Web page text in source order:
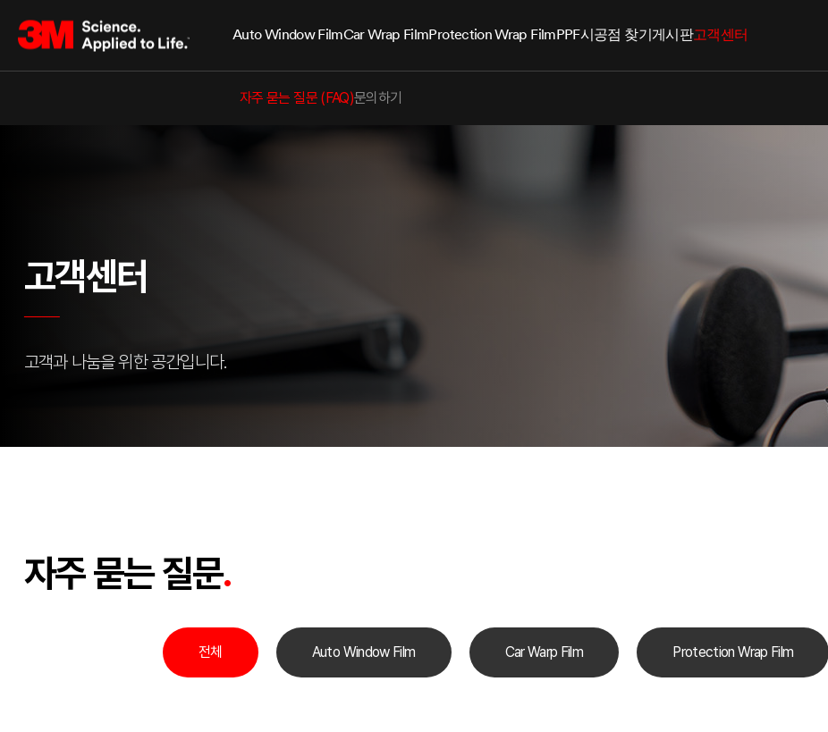
Auto Window FilmCar Wrap FilmProtection Wrap Film PPF시공점 찾기 게시판고객센터
자주 묻는 질문 (FAQ)문의하기
고객센터
고객과 나눔을 위한 공간입니다.
자주 묻는 질문.
전체 Auto Window Film Car Warp Film Protection Wrap Film